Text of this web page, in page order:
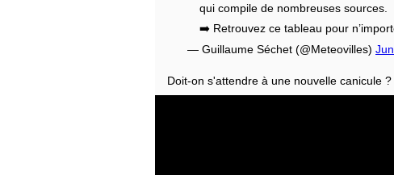
qui compile de nombreuses sources.
➡️ Retrouvez ce tableau pour
— Guillaume Séchet (@Meteovilles)
Doit-on s'attendre à une nouvelle canicule ?